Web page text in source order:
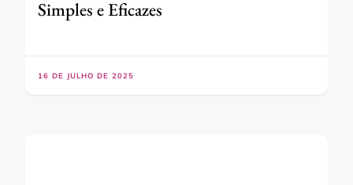
Simples e Eficazes
16 DE JULHO DE 2025